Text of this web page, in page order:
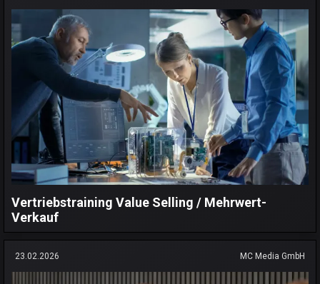
Vertriebstraining Value Selling / Mehrwert-
Verkauf
23.02.2026 MC Media GmbH